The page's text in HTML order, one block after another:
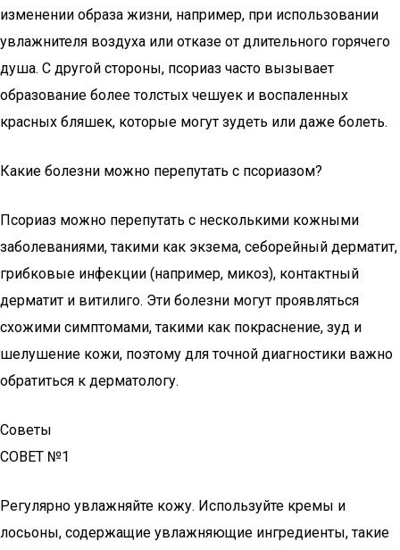
изменении образа жизни, например, при использовании
увлажнителя воздуха или отказе от длительного горячего
душа. С другой стороны, псориаз часто вызывает
образование более толстых чешуек и воспаленных
красных бляшек, которые могут зудеть или даже болеть.
Какие болезни можно перепутать с псориазом?
Псориаз можно перепутать с несколькими кожными
заболеваниями, такими как экзема, себорейный дерматит,
грибковые инфекции (например, микоз), контактный
дерматит и витилиго. Эти болезни могут проявляться
схожими симптомами, такими как покраснение, зуд и
шелушение кожи, поэтому для точной диагностики важно
обратиться к дерматологу.
Советы
СОВЕТ №1
Регулярно увлажняйте кожу. Используйте кремы и
лосьоны, содержащие увлажняющие ингредиенты, такие